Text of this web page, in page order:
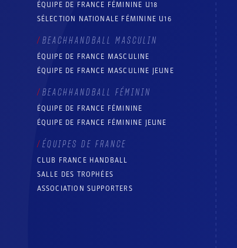
ÉQUIPE DE FRANCE FÉMININE U18
SÉLECTION NATIONALE FÉMININE U16
BEACHHANDBALL MASCULIN
ÉQUIPE DE FRANCE MASCULINE
ÉQUIPE DE FRANCE MASCULINE JEUNE
BEACHHANDBALL FÉMININ
ÉQUIPE DE FRANCE FÉMININE
ÉQUIPE DE FRANCE FÉMININE JEUNE
ÉQUIPES DE FRANCE
CLUB FRANCE HANDBALL
SALLE DES TROPHÉES
ASSOCIATION SUPPORTERS